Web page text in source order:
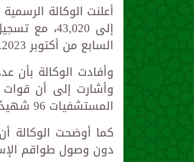
أعلنت الوكالة
إلى
السابع من أكتوبر 2023.
وأشارت إلى أن
المستشفيات 96 شهيدًا و277 مصابًا خلال الساعات الثماني والأربعين الماضية.
كما أوضحت الوكالة
دون وصول طواقم